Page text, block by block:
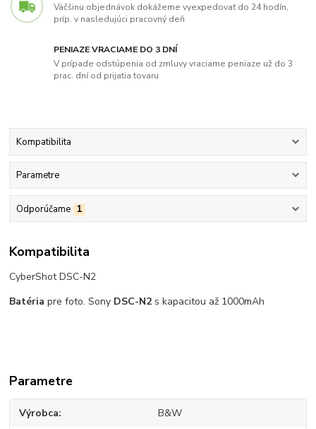
Väčšinu objednávok dokážeme vyexpedovať do 24 hodín,
príp. v nasledujúci pracovný deň
PENIAZE VRACIAME DO 3 DNÍ
V prípade odstúpenia od zmluvy vraciame peniaze už do 3
prac. dní od prijatia tovaru
Kompatibilita
Parametre
Odporúčame 1
Kompatibilita
CyberShot DSC-N2
Batéria pre foto. Sony DSC-N2 s kapacitou až 1000mAh
Parametre
Výrobca B&W